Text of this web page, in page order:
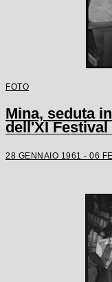
FOTO
Mina, seduta
dell'XI
28 GENNAIO 1961 - 06